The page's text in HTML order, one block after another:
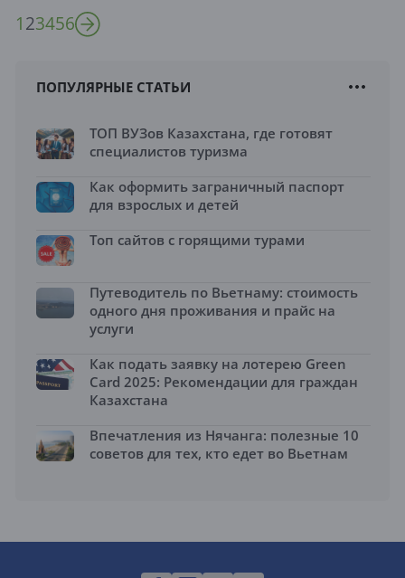
123456
ПОПУЛЯРНЫЕ СТАТЬИ
ТОП ВУЗов Казахстана, где готовят
специалистов туризма
Как оформить заграничный паспорт
для взрослых и детей
Топ сайтов с горящими турами
Путеводитель по Вьетнаму: стоимость
одного дня проживания и прайс на
услуги
Как подать заявку на лотерею Green
Card 2025: Рекомендации для граждан
Казахстана
Впечатления из Нячанга: полезные 10
советов для тех, кто едет во Вьетнам